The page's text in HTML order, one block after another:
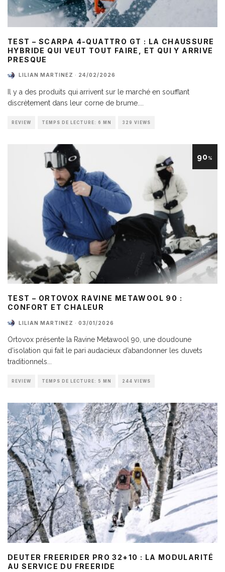
TEST – SCARPA 4-QUATTRO GT : LA CHAUSSURE
HYBRIDE QUI VEUT TOUT FAIRE, ET QUI Y ARRIVE
PRESQUE
LILIAN MARTINEZ · 24/02/2026
Il y a des produits qui arrivent sur le marché en soufflant
discrètement dans leur corne de brume.
REVIEW TEMPS DE LECTURE: 6 MN 329 VIEWS
90%
TEST – ORTOVOX RAVINE METAWOOL 90 :
CONFORT ET CHALEUR
LILIAN MARTINEZ · 03/01/2026
Ortovox présente la Ravine Metawool 90, une doudoune
d’isolation qui fait le pari audacieux d’abandonner les duvets
traditionnels...
REVIEW TEMPS DE LECTURE: 5 MN 244 VIEWS
DEUTER FREERIDER PRO 32+10 : LA MODULARITÉ
AU SERVICE DU FREERIDE